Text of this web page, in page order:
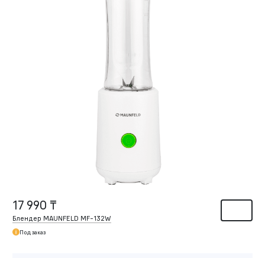
17 990 ₸
Блендер MAUNFELD MF-132W
Под заказ